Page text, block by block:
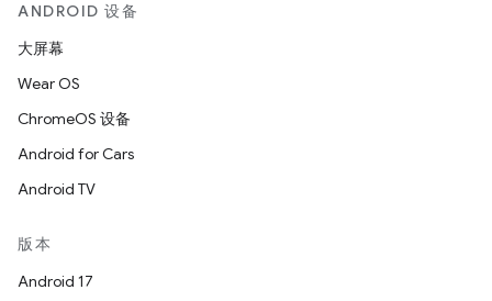
ANDROID 设备
大屏幕
Wear OS
ChromeOS 设备
Android for Cars
Android TV
版本
Android 17